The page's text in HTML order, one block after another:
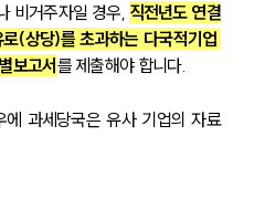
비거주자일 경우, 직전년도 연결
(상당)를 초과하는 다국적기업
보고서를 제출해야 합니다.
과세당국은 유사 기업의 자료